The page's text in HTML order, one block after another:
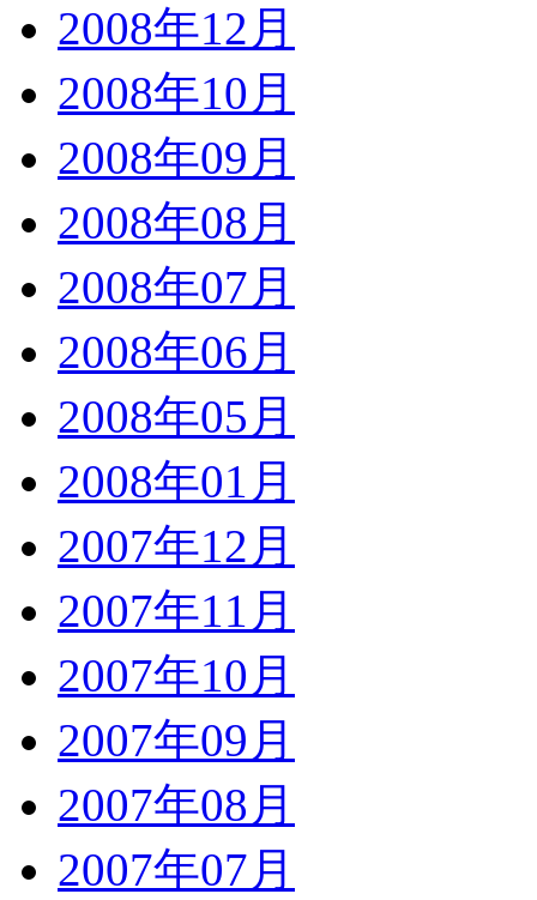
2008年12月
2008年10月
2008年09月
2008年08月
2008年07月
2008年06月
2008年05月
2008年01月
2007年12月
2007年11月
2007年10月
2007年09月
2007年08月
2007年07月